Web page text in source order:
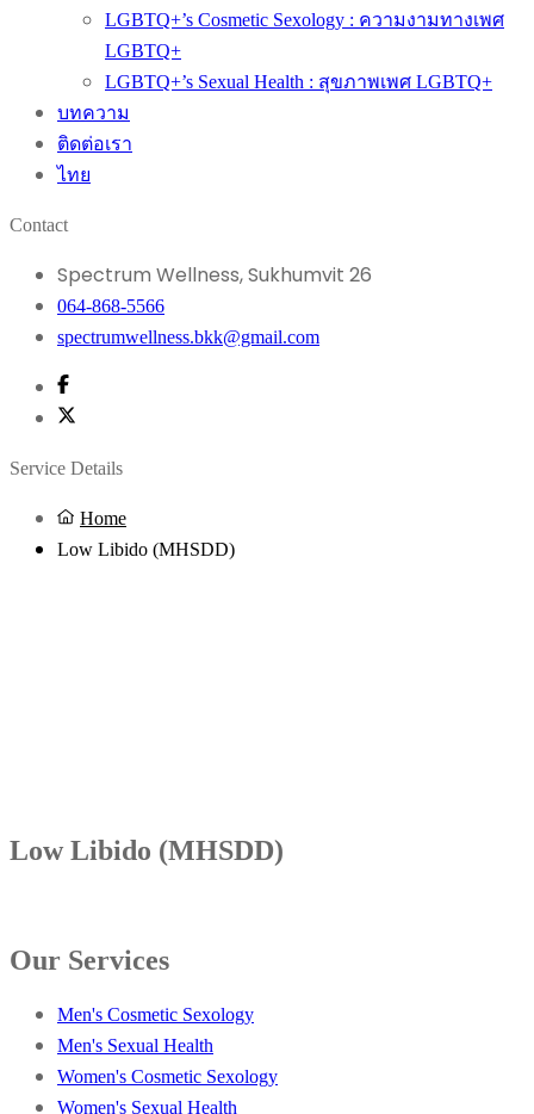
LGBTQ+’s Cosmetic Sexology : ความงามทางเพศ
LGBTQ+
LGBTQ+’s Sexual Health : สุขภาพเพศ LGBTQ+
บทความ
ติดต่อเรา
ไทย
Contact
Spectrum Wellness, Sukhumvit 26
064-868-5566
spectrumwellness.bkk@gmail.com
Service Details
Home
Low Libido (MHSDD)
Low Libido (MHSDD)
Our Services
Men's Cosmetic Sexology
Men's Sexual Health
Women's Cosmetic Sexology
Women's Sexual Health